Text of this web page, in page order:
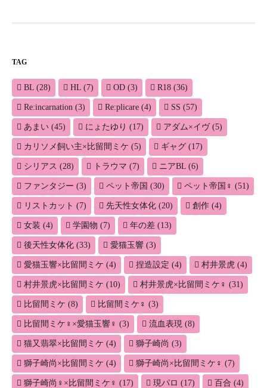
シ
ョ
ン
TAG
BL (28) HL (7) OD (3) R18 (36)
Re:incarnation (3) Re:plicare (4) SS (57)
あまい (45) にょたゆり (17) アダム×イヴ(5)
カリソメ飼い主×比留間ミケ (5) ギャグ (17)
シリアス (28) トラウマ (7) ニアBL (6)
ファンタジー (3) ペット帝国 (30) ペット帝国♀ (51)
リストカット (7) 先天性女体化 (20) 創作 (4)
女装 (4) 学園物 (7) 年の差 (13)
後天性女体化 (33) 愛猫玉響 (3)
愛猫玉響×比留間ミケ (4) 捏造設定 (4) 村井景虎 (4)
村井景虎×比留間ミケ (10) 村井景虎×比留間ミケ♀ (31)
比留間ミケ (8) 比留間ミケ♀ (3)
比留間ミケ♀×愛猫玉響♀ (3) 流血表現 (8)
猫又翡翠×比留間ミケ (4) 獅子崎尚 (3)
獅子崎尚×比留間ミケ (4) 獅子崎尚×比留間ミケ♀ (7)
獅子崎尚♀×比留間ミケ♀ (17) 現パロ (17) 百合 (4)